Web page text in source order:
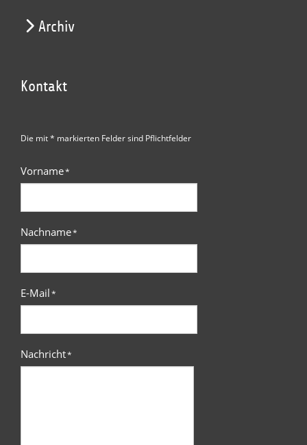
Archiv
Kontakt
Die mit * markierten Felder sind Pflichtfelder
Vorname*
Nachname*
E-Mail*
Nachricht*